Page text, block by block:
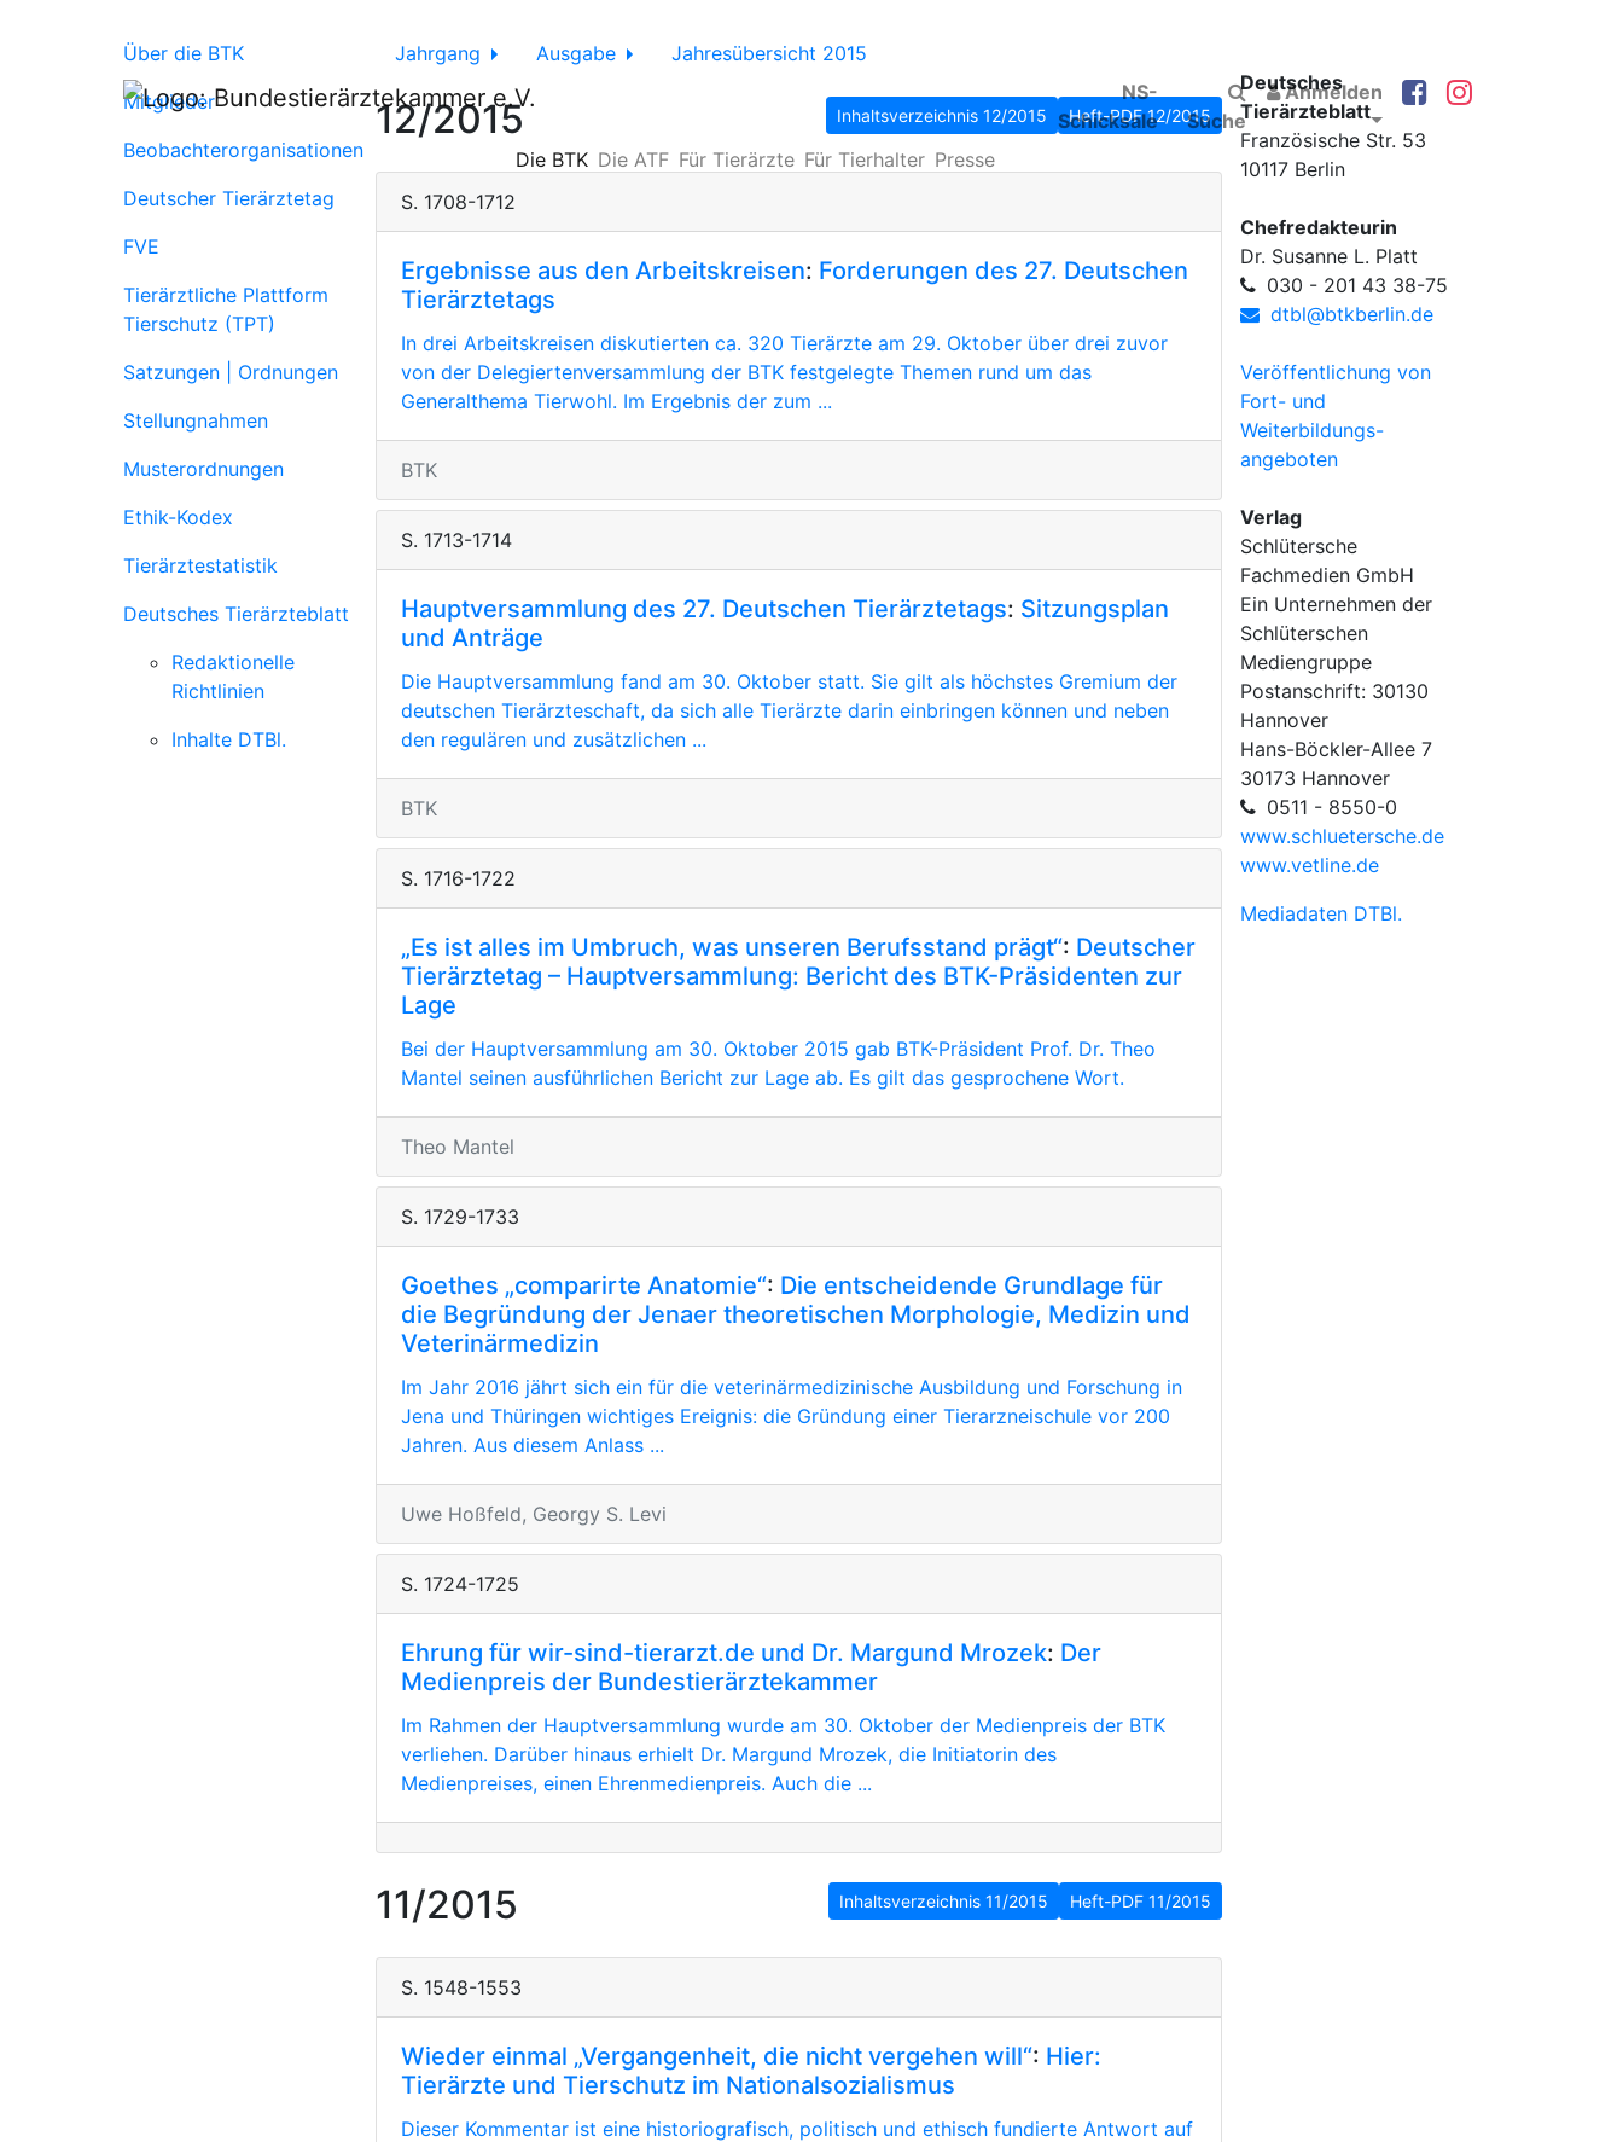
NS-
Schicksale
Suche
Anmelden
Die BTK Die ATF Für Tierärzte Für Tierhalter Presse
Über die BTK
Mitglieder
Beobachterorganisationen
Deutscher Tierärztetag
FVE
Tierärztliche Plattform
Tierschutz (TPT)
Satzungen | Ordnungen
Stellungnahmen
Musterordnungen
Ethik-Kodex
Tierärztestatistik
Deutsches Tierärzteblatt
Redaktionelle
Richtlinien
Inhalte DTBl.
Jahrgang Ausgabe Jahresübersicht 2015
12/2015 Heft-PDF 12/2015
Inhaltsverzeichnis 12/2015
S. 1708-1712
Ergebnisse aus den Arbeitskreisen: Forderungen des 27. Deutschen
Tierärztetags
In drei Arbeitskreisen diskutierten ca. 320 Tierärzte am 29. Oktober über drei zuvor
von der Delegiertenversammlung der BTK festgelegte Themen rund um das
Generalthema Tierwohl. Im Ergebnis der zum ...
BTK
S. 1713-1714
Hauptversammlung des 27. Deutschen Tierärztetags: Sitzungsplan
und Anträge
Die Hauptversammlung fand am 30. Oktober statt. Sie gilt als höchstes Gremium der
deutschen Tierärzteschaft, da sich alle Tierärzte darin einbringen können und neben
den regulären und zusätzlichen ...
BTK
S. 1716-1722
„Es ist alles im Umbruch, was unseren Berufsstand prägt“: Deutscher
Tierärztetag – Hauptversammlung: Bericht des BTK-Präsidenten zur
Lage
Bei der Hauptversammlung am 30. Oktober 2015 gab BTK-Präsident Prof. Dr. Theo
Mantel seinen ausführlichen Bericht zur Lage ab. Es gilt das gesprochene Wort.
Theo Mantel
S. 1729-1733
Goethes „comparirte Anatomie“: Die entscheidende Grundlage für
die Begründung der Jenaer theoretischen Morphologie, Medizin und
Veterinärmedizin
Im Jahr 2016 jährt sich ein für die veterinärmedizinische Ausbildung und Forschung in
Jena und Thüringen wichtiges Ereignis: die Gründung einer Tierarzneischule vor 200
Jahren. Aus diesem Anlass ...
Uwe Hoßfeld, Georgy S. Levi
S. 1724-1725
Ehrung für wir-sind-tierarzt.de und Dr. Margund Mrozek: Der
Medienpreis der Bundestierärztekammer
Im Rahmen der Hauptversammlung wurde am 30. Oktober der Medienpreis der BTK
verliehen. Darüber hinaus erhielt Dr. Margund Mrozek, die Initiatorin des
Medienpreises, einen Ehrenmedienpreis. Auch die ...
11/2015 Heft-PDF 11/2015
Inhaltsverzeichnis 11/2015
S. 1548-1553
Wieder einmal „Vergangenheit, die nicht vergehen will“: Hier:
Tierärzte und Tierschutz im Nationalsozialismus
Dieser Kommentar ist eine historiografisch, politisch und ethisch fundierte Antwort auf
Deutsches
Tierärzteblatt
Französische Str. 53
10117 Berlin
Chefredakteurin
Dr. Susanne L. Platt
030 - 201 43 38-75
dtbl@btkberlin.de
Veröffentlichung von
Fort- und
Weiterbildungs-
angeboten
Verlag
Schlütersche
Fachmedien GmbH
Ein Unternehmen der
Schlüterschen
Mediengruppe
Postanschrift: 30130
Hannover
Hans-Böckler-Allee 7
30173 Hannover
0511 - 8550-0
www.schluetersche.de
www.vetline.de
Mediadaten DTBl.